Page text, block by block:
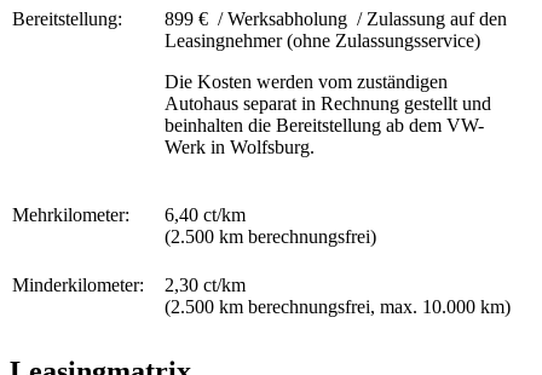
Bereitstellung:
899 € / Werksabholung / Zulassung auf den
Leasingnehmer (ohne Zulassungsservice)
Die Kosten werden vom zuständigen
Autohaus separat in Rechnung gestellt und
beinhalten die Bereitstellung ab dem VW-
Werk in Wolfsburg.
Mehrkilometer:
6,40 ct/km
(2.500 km berechnungsfrei)
Minderkilometer:
2,30 ct/km
(2.500 km berechnungsfrei, max. 10.000 km)